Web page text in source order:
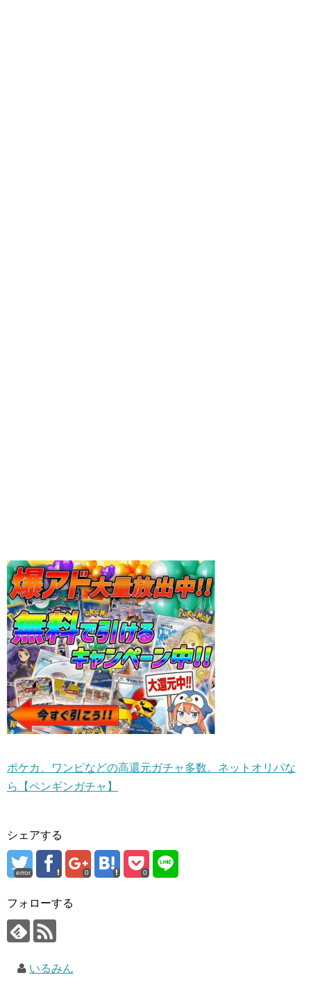
ポケカ、ワンピなどの高還元ガチャ多数。ネットオリパな
ら【ペンギンガチャ】
シェアする
error 0 0
フォローする
いるみん